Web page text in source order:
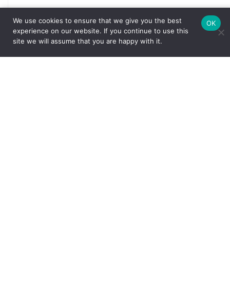
We use cookies to ensure that we give you the best
experience on our website. If you continue to use this
site we will assume that you are happy with it.
OK